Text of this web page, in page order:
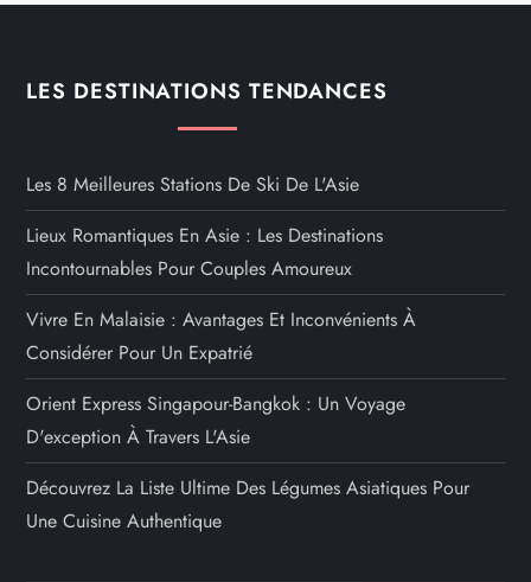
LES DESTINATIONS TENDANCES
Les 8 Meilleures Stations De Ski De L'Asie
Lieux Romantiques En Asie : Les Destinations
Incontournables Pour Couples Amoureux
Vivre En Malaisie : Avantages Et Inconvénients À
Considérer Pour Un Expatrié
Orient Express Singapour-Bangkok : Un Voyage
D'exception À Travers L'Asie
Découvrez La Liste Ultime Des Légumes Asiatiques Pour
Une Cuisine Authentique